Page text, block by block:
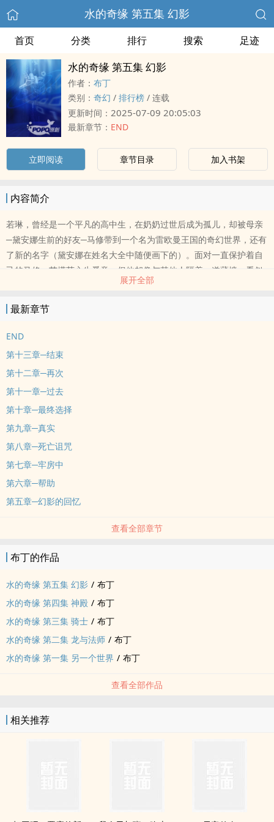
水的奇缘 第五集 幻影
首页 分类 排行 搜索 足迹
水的奇缘 第五集 幻影
作者： 布丁
类别： 奇幻 / 排行榜 / 连载
更新时间： 2025-07-09 20:05:03
最新章节： END
立即阅读 章节目录 加入书架
内容简介
若琳，曾经是一个平凡的高中生，在奶奶过世后成为孤儿，却被母亲
─黛安娜生前的好友─马修带到一个名为雷欧曼王国的奇幻世界，还有
了新的名字（黛安娜在姓名大全中随便画下的）。面对一直保护着自
己的马修，艾塔莎心生爱意，但他却像与其他人隔着一道薄墙，看似
亲近却怎么摸也摸不着。但由于黛安娜是贵族后裔，艾塔莎除了适应
男子─幻影时而温柔时而冷酷的追求，平凡的生活似乎都成了过去的
回忆了。
展开全部
最新章节
END
第十三章─结束
第十二章─再次
第十一章─过去
第十章─最终选择
第九章─真实
第八章─死亡诅咒
第七章─牢房中
第六章─帮助
第五章─幻影的回忆
查看全部章节
布丁的作品
水的奇缘 第五集 幻影 / 布丁
水的奇缘 第四集 神殿 / 布丁
水的奇缘 第三集 骑士 / 布丁
水的奇缘 第二集 龙与法师 / 布丁
水的奇缘 第一集 另一个世界 / 布丁
查看全部作品
相关推荐